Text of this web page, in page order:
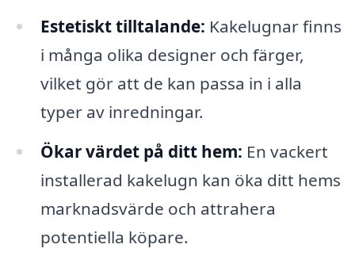
Estetiskt tilltalande: Kakelugnar finns
i många olika designer och färger,
vilket gör att de kan passa in i alla
typer av inredningar.
Ökar värdet på ditt hem: En vackert
installerad kakelugn kan öka ditt hems
marknadsvärde och attrahera
potentiella köpare.